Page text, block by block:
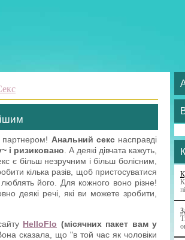
Анальний секс насправді
і ризиковано . А деякі дівчата кажуть,
є більш незручним і більш болісним,
кілька разів, щоб пристосуватися
люблять його. Для кожного воно різне!
деякі речі, які ви можете зробити,
HelloFlo (місячних пакет вам у
сказала, що "в той час як чоловіки